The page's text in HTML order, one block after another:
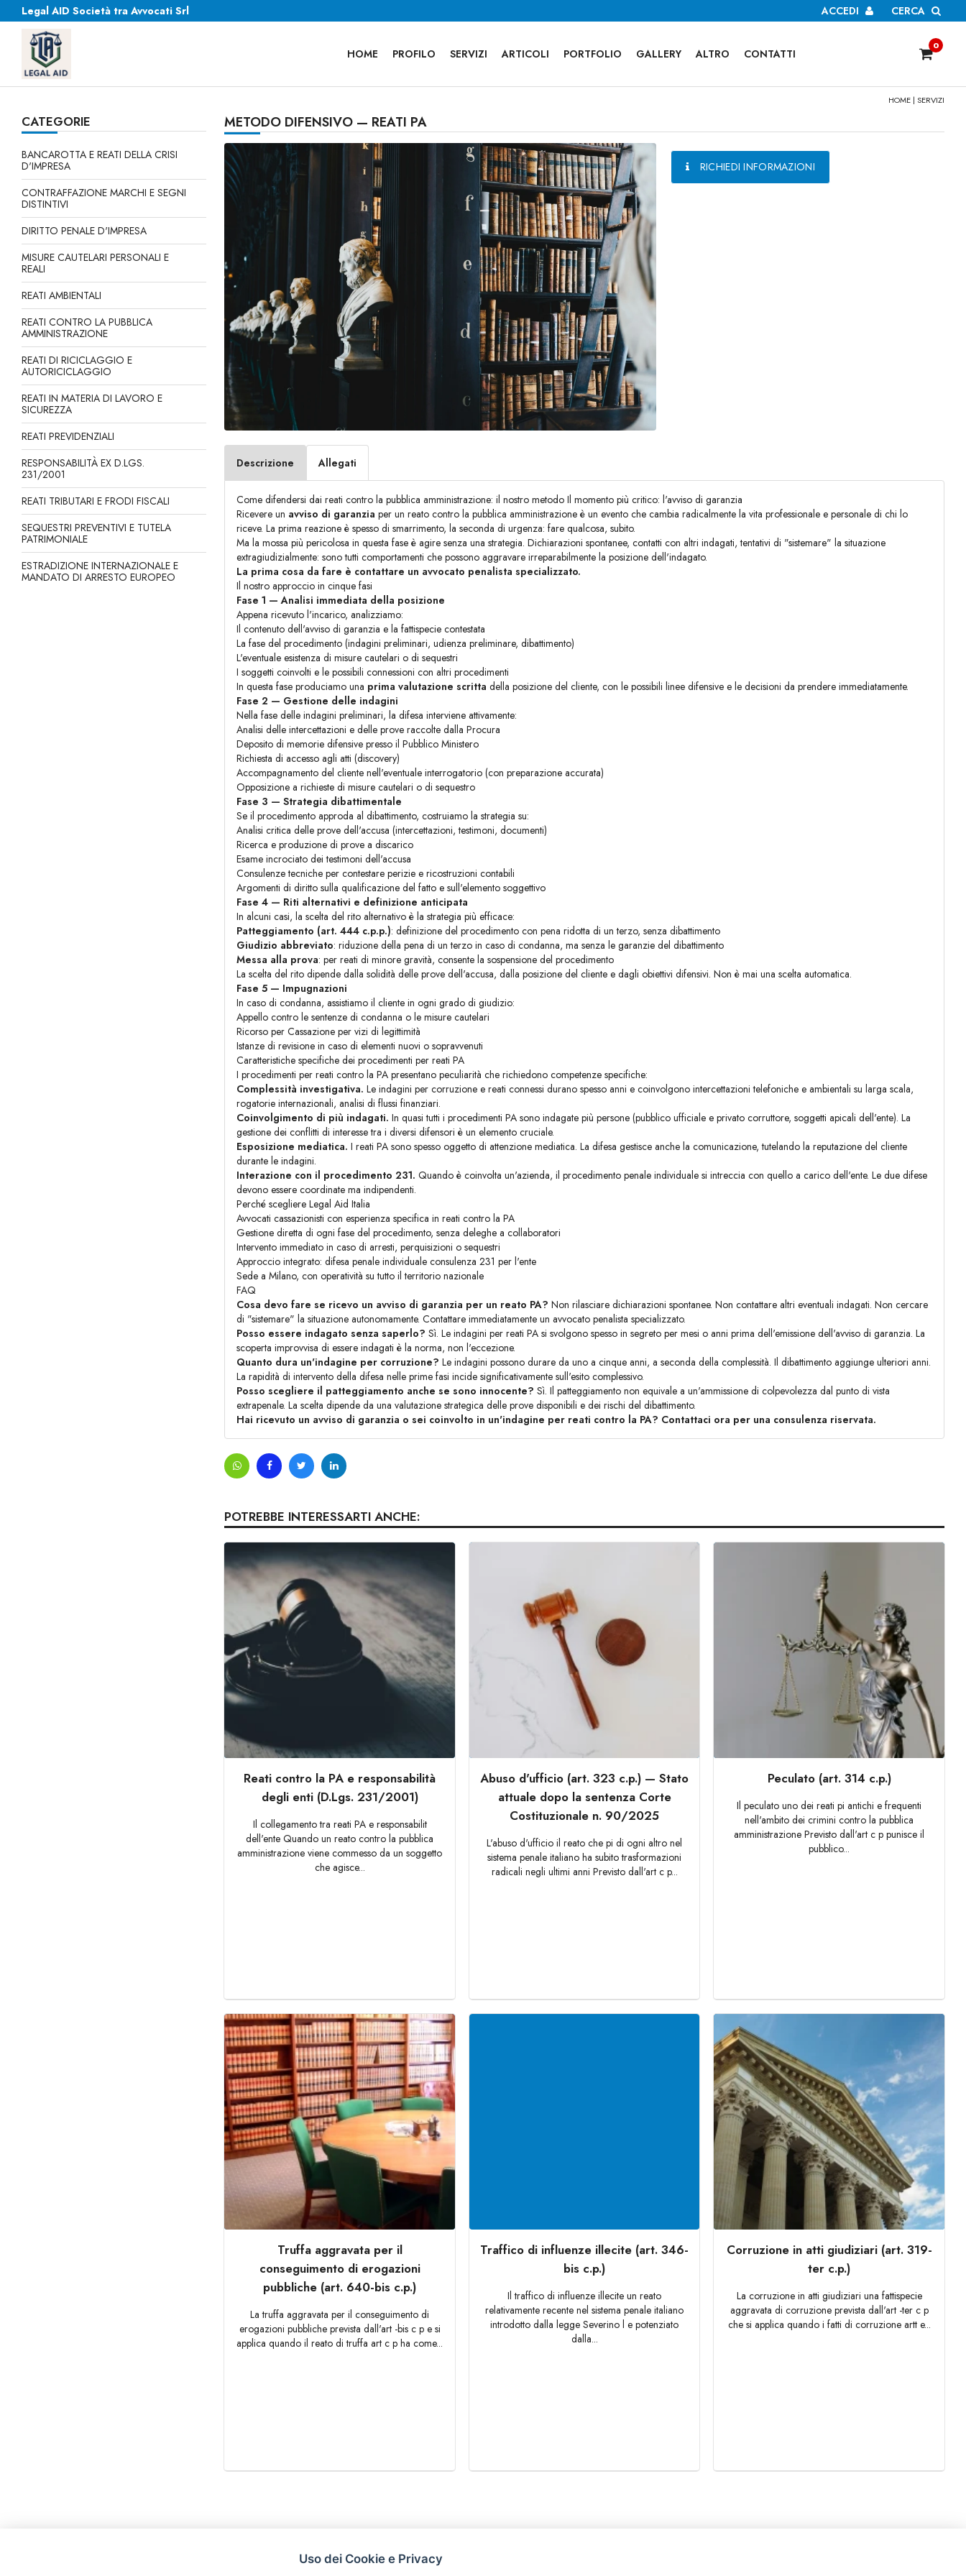
Legal AID Società tra Avvocati Srl CERCA
ACCEDI
HOME PROFILO SERVIZI ARTICOLI PORTFOLIO GALLERY ALTRO CONTATTI
0
HOME | SERVIZI
CATEGORIE
BANCAROTTA E REATI DELLA CRISI
D'IMPRESA
CONTRAFFAZIONE MARCHI E SEGNI
DISTINTIVI
DIRITTO PENALE D'IMPRESA
MISURE CAUTELARI PERSONALI E
REALI
REATI AMBIENTALI
REATI CONTRO LA PUBBLICA
AMMINISTRAZIONE
REATI DI RICICLAGGIO E
AUTORICICLAGGIO
REATI IN MATERIA DI LAVORO E
SICUREZZA
REATI PREVIDENZIALI
RESPONSABILITÀ EX D.LGS.
231/2001
REATI TRIBUTARI E FRODI FISCALI
SEQUESTRI PREVENTIVI E TUTELA
PATRIMONIALE
ESTRADIZIONE INTERNAZIONALE E
MANDATO DI ARRESTO EUROPEO
METODO DIFENSIVO — REATI PA
RICHIEDI INFORMAZIONI
Descrizione Allegati
Come difendersi dai reati contro la pubblica amministrazione: il nostro metodo Il momento più critico: l'avviso di garanzia
Ricevere un avviso di garanzia per un reato contro la pubblica amministrazione è un evento che cambia radicalmente la vita professionale e personale di chi lo
riceve. La prima reazione è spesso di smarrimento, la seconda di urgenza: fare qualcosa, subito.
Ma la mossa più pericolosa in questa fase è agire senza una strategia. Dichiarazioni spontanee, contatti con altri indagati, tentativi di "sistemare" la situazione
extragiudizialmente: sono tutti comportamenti che possono aggravare irreparabilmente la posizione dell'indagato.
La prima cosa da fare è contattare un avvocato penalista specializzato.
Il nostro approccio in cinque fasi
Fase 1 — Analisi immediata della posizione
Appena ricevuto l'incarico, analizziamo:
Il contenuto dell'avviso di garanzia e la fattispecie contestata
La fase del procedimento (indagini preliminari, udienza preliminare, dibattimento)
L'eventuale esistenza di misure cautelari o di sequestri
I soggetti coinvolti e le possibili connessioni con altri procedimenti
In questa fase produciamo una prima valutazione scritta della posizione del cliente, con le possibili linee difensive e le decisioni da prendere immediatamente.
Fase 2 — Gestione delle indagini
Nella fase delle indagini preliminari, la difesa interviene attivamente:
Analisi delle intercettazioni e delle prove raccolte dalla Procura
Deposito di memorie difensive presso il Pubblico Ministero
Richiesta di accesso agli atti (discovery)
Accompagnamento del cliente nell'eventuale interrogatorio (con preparazione accurata)
Opposizione a richieste di misure cautelari o di sequestro
Fase 3 — Strategia dibattimentale
Se il procedimento approda al dibattimento, costruiamo la strategia su:
Analisi critica delle prove dell'accusa (intercettazioni, testimoni, documenti)
Ricerca e produzione di prove a discarico
Esame incrociato dei testimoni dell'accusa
Consulenze tecniche per contestare perizie e ricostruzioni contabili
Argomenti di diritto sulla qualificazione del fatto e sull'elemento soggettivo
Fase 4 — Riti alternativi e definizione anticipata
In alcuni casi, la scelta del rito alternativo è la strategia più efficace:
Patteggiamento (art. 444 c.p.p.): definizione del procedimento con pena ridotta di un terzo, senza dibattimento
Giudizio abbreviato: riduzione della pena di un terzo in caso di condanna, ma senza le garanzie del dibattimento
Messa alla prova: per reati di minore gravità, consente la sospensione del procedimento
La scelta del rito dipende dalla solidità delle prove dell'accusa, dalla posizione del cliente e dagli obiettivi difensivi. Non è mai una scelta automatica.
Fase 5 — Impugnazioni
In caso di condanna, assistiamo il cliente in ogni grado di giudizio:
Appello contro le sentenze di condanna o le misure cautelari
Ricorso per Cassazione per vizi di legittimità
Istanze di revisione in caso di elementi nuovi o sopravvenuti
Caratteristiche specifiche dei procedimenti per reati PA
I procedimenti per reati contro la PA presentano peculiarità che richiedono competenze specifiche:
Complessità investigativa. Le indagini per corruzione e reati connessi durano spesso anni e coinvolgono intercettazioni telefoniche e ambientali su larga scala,
rogatorie internazionali, analisi di flussi finanziari.
Coinvolgimento di più indagati. In quasi tutti i procedimenti PA sono indagate più persone (pubblico ufficiale e privato corruttore, soggetti apicali dell'ente). La
gestione dei conflitti di interesse tra i diversi difensori è un elemento cruciale.
Esposizione mediatica. I reati PA sono spesso oggetto di attenzione mediatica. La difesa gestisce anche la comunicazione, tutelando la reputazione del cliente
durante le indagini.
Interazione con il procedimento 231. Quando è coinvolta un'azienda, il procedimento penale individuale si intreccia con quello a carico dell'ente. Le due difese
devono essere coordinate ma indipendenti.
Perché scegliere Legal Aid Italia
Avvocati cassazionisti con esperienza specifica in reati contro la PA
Gestione diretta di ogni fase del procedimento, senza deleghe a collaboratori
Intervento immediato in caso di arresti, perquisizioni o sequestri
Approccio integrato: difesa penale individuale consulenza 231 per l'ente
Sede a Milano, con operatività su tutto il territorio nazionale
FAQ
Cosa devo fare se ricevo un avviso di garanzia per un reato PA? Non rilasciare dichiarazioni spontanee. Non contattare altri eventuali indagati. Non cercare
di "sistemare" la situazione autonomamente. Contattare immediatamente un avvocato penalista specializzato.
Posso essere indagato senza saperlo? Sì. Le indagini per reati PA si svolgono spesso in segreto per mesi o anni prima dell'emissione dell'avviso di garanzia. La
scoperta improvvisa di essere indagati è la norma, non l'eccezione.
Quanto dura un'indagine per corruzione? Le indagini possono durare da uno a cinque anni, a seconda della complessità. Il dibattimento aggiunge ulteriori anni.
La rapidità di intervento della difesa nelle prime fasi incide significativamente sull'esito complessivo.
Posso scegliere il patteggiamento anche se sono innocente? Sì. Il patteggiamento non equivale a un'ammissione di colpevolezza dal punto di vista
extrapenale. La scelta dipende da una valutazione strategica delle prove disponibili e dei rischi del dibattimento.
Hai ricevuto un avviso di garanzia o sei coinvolto in un'indagine per reati contro la PA? Contattaci ora per una consulenza riservata.
POTREBBE INTERESSARTI ANCHE:
Reati contro la PA e responsabilità
degli enti (D.Lgs. 231/2001)
Il collegamento tra reati PA e responsabilit
dell'ente Quando un reato contro la pubblica
amministrazione viene commesso da un soggetto
che agisce...
Abuso d'ufficio (art. 323 c.p.) — Stato
attuale dopo la sentenza Corte
Costituzionale n. 90/2025
L'abuso d'ufficio il reato che pi di ogni altro nel
sistema penale italiano ha subito trasformazioni
radicali negli ultimi anni Previsto dall'art c p...
Peculato (art. 314 c.p.)
Il peculato uno dei reati pi antichi e frequenti
nell'ambito dei crimini contro la pubblica
amministrazione Previsto dall'art c p punisce il
pubblico...
Truffa aggravata per il
conseguimento di erogazioni
pubbliche (art. 640-bis c.p.)
La truffa aggravata per il conseguimento di
erogazioni pubbliche prevista dall'art -bis c p e si
applica quando il reato di truffa art c p ha come...
Traffico di influenze illecite (art. 346-
bis c.p.)
Il traffico di influenze illecite un reato
relativamente recente nel sistema penale italiano
introdotto dalla legge Severino l e potenziato
dalla...
Corruzione in atti giudiziari (art. 319-
ter c.p.)
La corruzione in atti giudiziari una fattispecie
aggravata di corruzione prevista dall'art -ter c p
che si applica quando i fatti di corruzione artt e...
Uso dei Cookie e Privacy